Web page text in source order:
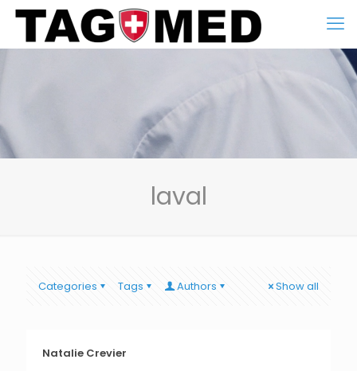
laval
Categories Tags Authors Show all
Natalie Crevier